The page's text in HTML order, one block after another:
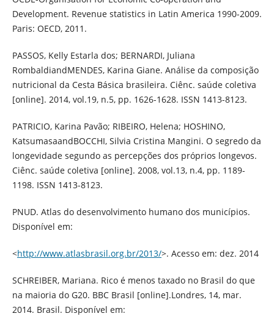
Development. Revenue statistics in Latin America 1990-2009.
Paris: OECD, 2011.
PASSOS, Kelly Estarla dos; BERNARDI, Juliana
RombaldiandMENDES, Karina Giane. Análise da composição
nutricional da Cesta Básica brasileira. Ciênc. saúde coletiva
[online]. 2014, vol.19, n.5, pp. 1626-1628. ISSN 1413-8123.
PATRICIO, Karina Pavão; RIBEIRO, Helena; HOSHINO,
KatsumasaandBOCCHI, Silvia Cristina Mangini. O segredo da
longevidade segundo as percepções dos próprios longevos.
Ciênc. saúde coletiva [online]. 2008, vol.13, n.4, pp. 1189-
1198. ISSN 1413-8123.
PNUD. Atlas do desenvolvimento humano dos municípios.
Disponível em:
<http://www.atlasbrasil.org.br/2013/>. Acesso em: dez. 2014
SCHREIBER, Mariana. Rico é menos taxado no Brasil do que
na maioria do G20. BBC Brasil [online].Londres, 14, mar.
2014. Brasil. Disponível em: